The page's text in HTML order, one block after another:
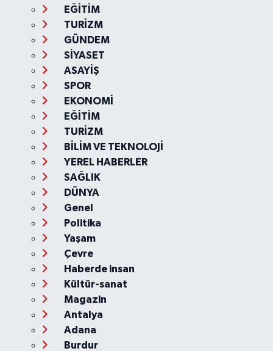
EĞİTİM
TURİZM
GÜNDEM
SİYASET
ASAYİŞ
SPOR
EKONOMİ
EĞİTİM
TURİZM
BİLİM VE TEKNOLOJİ
YEREL HABERLER
SAĞLIK
DÜNYA
Genel
Politika
Yaşam
Çevre
Haberde insan
Kültür-sanat
Magazin
Antalya
Adana
Burdur